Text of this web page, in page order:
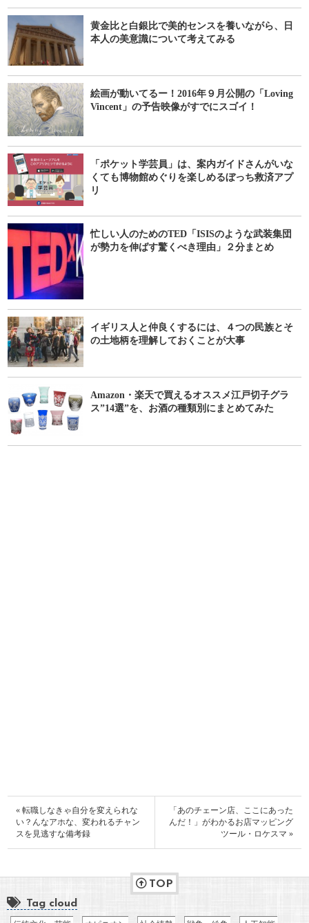
黄金比と白銀比で美的センスを養いながら、日
本人の美意識について考えてみる
絵画が動いてるー！2016年９月公開の「Loving
Vincent」の予告映像がすでにスゴイ！
「ポケット学芸員」は、案内ガイドさんがいな
くても博物館めぐりを楽しめるぼっち救済アプ
リ
忙しい人のためのTED「ISISのような武装集団
が勢力を伸ばす驚くべき理由」２分まとめ
イギリス人と仲良くするには、４つの民族とそ
の土地柄を理解しておくことが大事
Amazon・楽天で買えるオススメ江戸切子グラ
ス”14選”を、お酒の種類別にまとめてみた
« 転職しなきゃ自分を変えられな
い？んなアホな、変われるチャン
スを見逃すな備考録
「あのチェーン店、ここにあった
んだ！」がわかるお店マッピング
ツール・ロケスマ »
TOP
Tag cloud